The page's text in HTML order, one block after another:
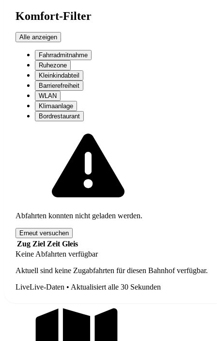
Komfort-Filter
Alle anzeigen
Fahrradmitnahme
Ruhezone
Kleinkindabteil
Barrierefreiheit
WLAN
Klimaanlage
Bordrestaurant
Abfahrten konnten nicht geladen werden.
Erneut versuchen
Zug Ziel Zeit Gleis
Keine Abfahrten verfügbar
Aktuell sind keine Zugabfahrten für diesen Bahnhof verfügbar.
LiveLive-Daten • Aktualisiert alle 30 Sekunden